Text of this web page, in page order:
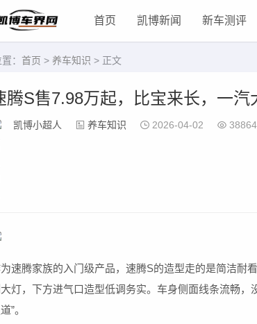
首页 凯博新闻 新车测评
： 首页 > 养车知识 > 正文
腾S售7.98万起，比宝来长，一汽
凯博小超人 养车知识 2026-04-02 38864
速腾家族的入门级产品，速腾S的造型走的是简洁耐
灯，下方进气口造型低调务实。车身侧面线条流畅
”。